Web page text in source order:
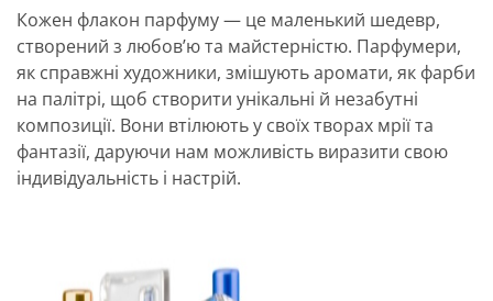
Кожен флакон парфуму — це маленький шедевр,
створений з любов’ю та майстерністю. Парфумери,
як справжні художники, змішують аромати, як фарби
на палітрі, щоб створити унікальні й незабутні
композиції. Вони втілюють у своїх творах мрії та
фантазії, даруючи нам можливість виразити свою
індивідуальність і настрій.